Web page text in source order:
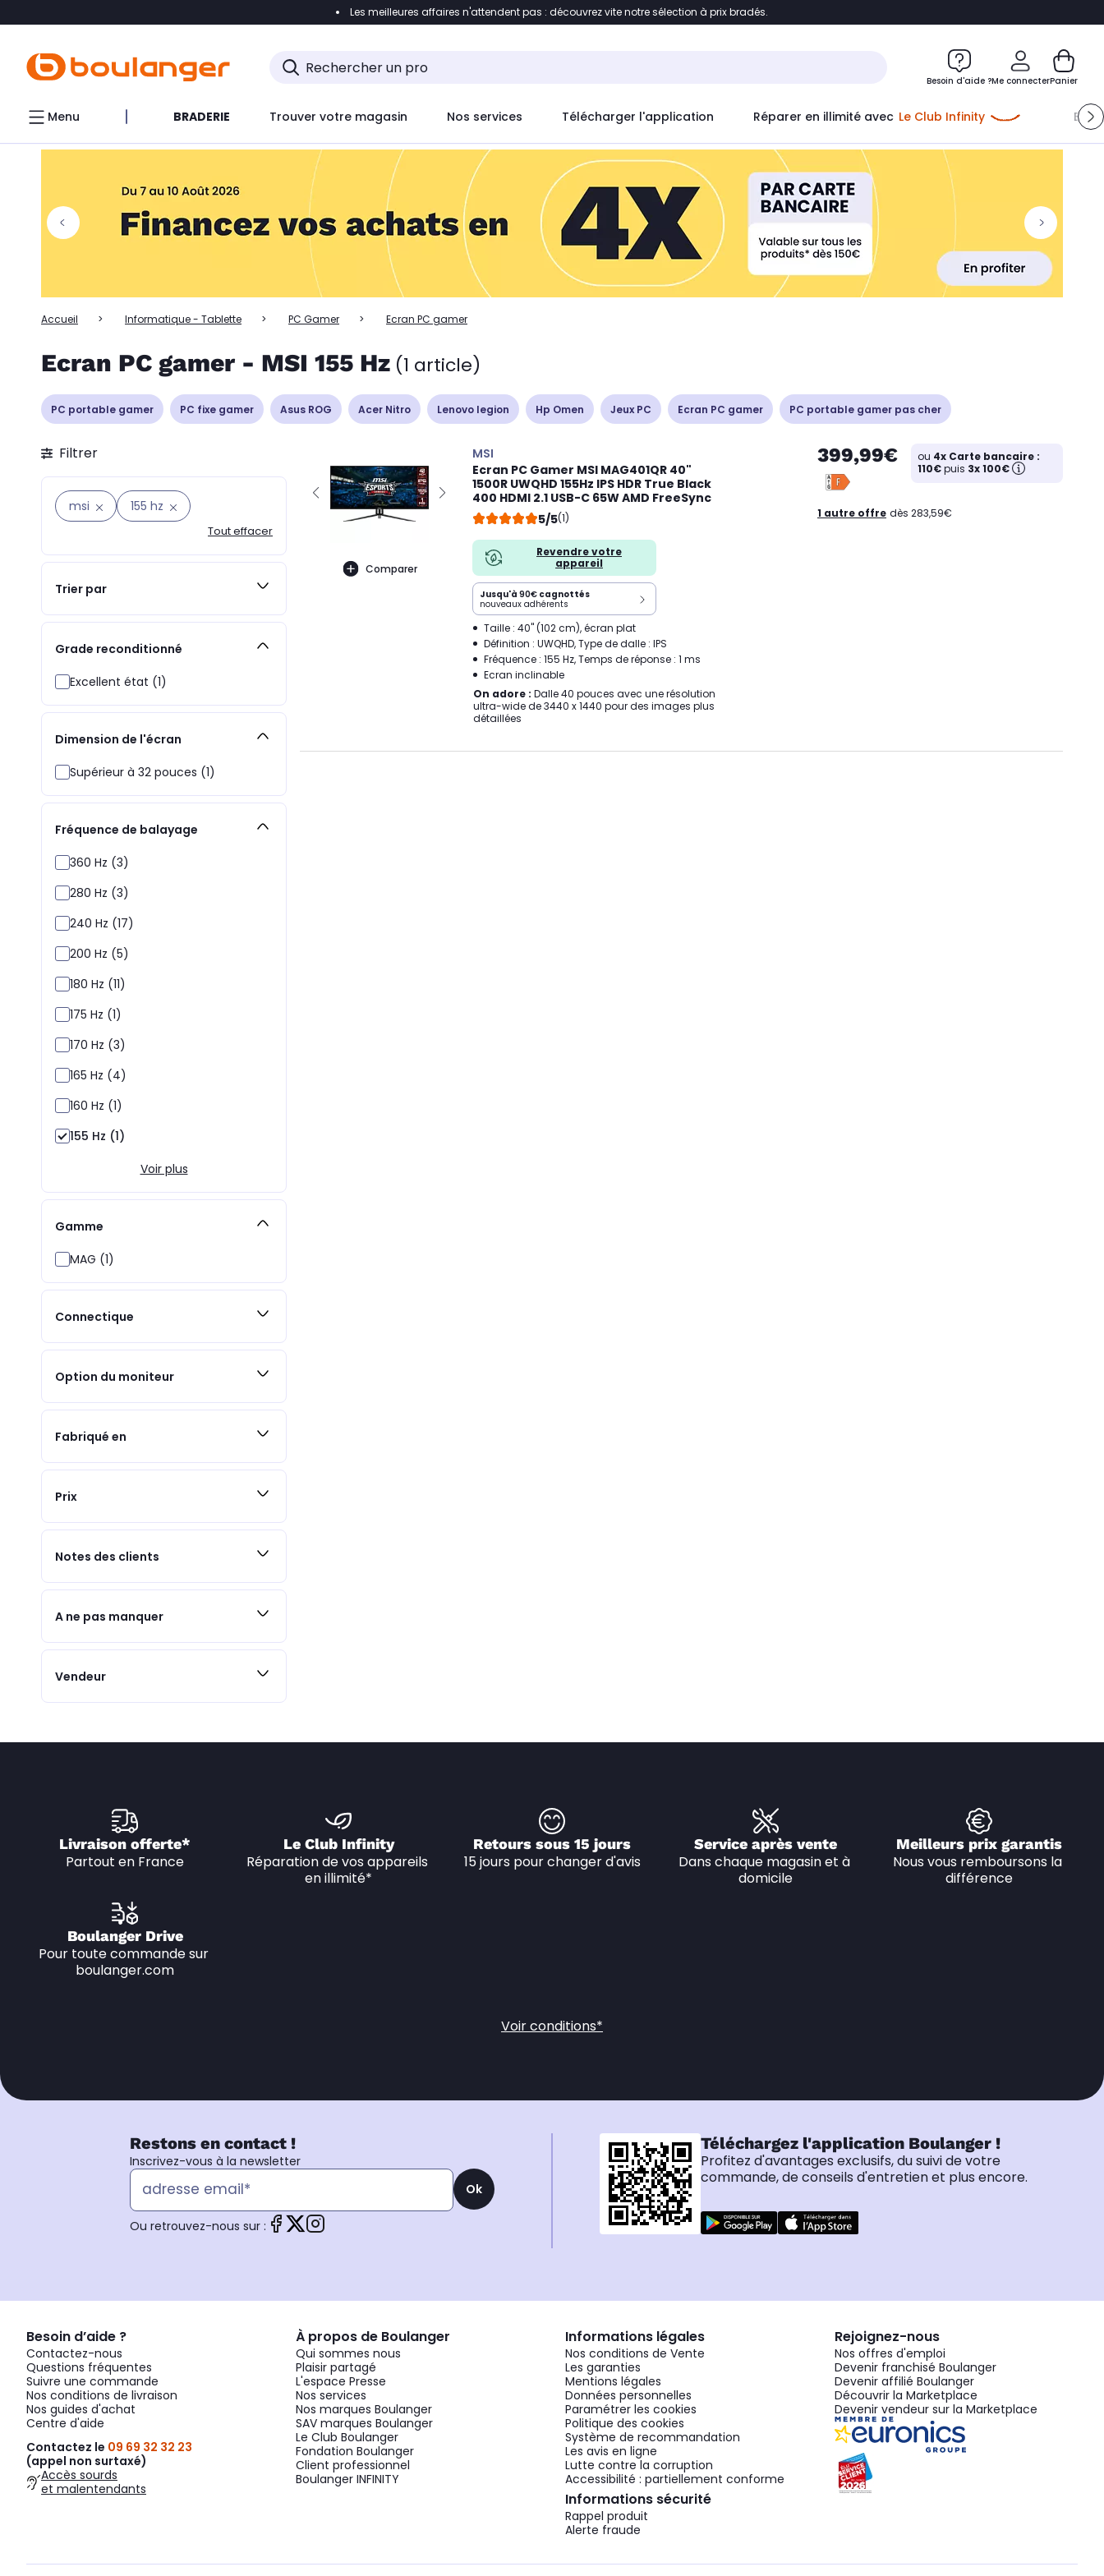
Accéder directement à la liste des produits Accéder directement au contenu
Accéder directement au chatbot
Les meilleures affaires n'attendent pas : découvrez vite notre sélection à prix bradés.
Besoin d'aide ?Me connecter
Me connecter
Nouveau client
ou me connecter avec
Panier
Menu BRADERIE Trouver votre magasin Nos services Télécharger l'application Réparer en illimité avec Le Club Infinity
Accueil Informatique - Tablette PC Gamer Ecran PC gamer
Ecran PC gamer - MSI 155 Hz (1 article)
PC portable gamer PC fixe gamer Asus ROG Acer Nitro Lenovo legion Hp Omen Jeux PC Ecran PC gamer PC portable gamer pas cher
Filtrer
msi 155 hz
Tout effacer
Trier par
Grade reconditionné
Excellent état (1)
Dimension de l'écran
Supérieur à 32 pouces (1)
Fréquence de balayage
360 Hz (3)
280 Hz (3)
240 Hz (17)
200 Hz (5)
180 Hz (11)
175 Hz (1)
170 Hz (3)
165 Hz (4)
160 Hz (1)
155 Hz (1)
Voir plus
Gamme
MAG (1)
Connectique
Option du moniteur
Fabriqué en
Prix
Notes des clients
A ne pas manquer
Vendeur
Comparer
MSI
Ecran PC Gamer MSI MAG401QR 40"
1500R UWQHD 155Hz IPS HDR True Black
400 HDMI 2.1 USB-C 65W AMD FreeSync
5/5(1)
Revendre votre
appareil
Jusqu'à 90€ cagnottés
nouveaux adhérents
Taille : 40" (102 cm), écran plat
Définition : UWQHD, Type de dalle : IPS
Fréquence : 155 Hz, Temps de réponse : 1 ms
Ecran inclinable
On adore : Dalle 40 pouces avec une résolution
ultra-wide de 3440 x 1440 pour des images plus
détaillées
399,99€ ou 4x Carte bancaire :
110€puis 3x 100€
1 autre offre dès 283,59€
Livraison offerte*
Partout en France
Le Club Infinity
Réparation de vos appareils
en illimité*
Retours sous 15 jours
15 jours pour changer d'avis
Service après vente
Dans chaque magasin et à
domicile
Meilleurs prix garantis
Nous vous remboursons la
différence
Boulanger Drive
Pour toute commande sur
boulanger.com
Voir conditions*
Restons en contact !
Inscrivez-vous à la newsletter
Ok
Ou retrouvez-nous sur :
Téléchargez l'application Boulanger !
Profitez d'avantages exclusifs, du suivi de votre
commande, de conseils d'entretien et plus encore.
Besoin d’aide ?
Contactez-nous
Questions fréquentes
Suivre une commande
Nos conditions de livraison
Nos guides d'achat
Centre d'aide
Contactez le 09 69 32 32 23
(appel non surtaxé)
Accès sourds
et malentendants
À propos de Boulanger
Qui sommes nous
Plaisir partagé
L'espace Presse
Nos services
Nos marques Boulanger
SAV marques Boulanger
Le Club Boulanger
Fondation Boulanger
Client professionnel
Boulanger INFINITY
Informations légales
Nos conditions de Vente
Les garanties
Mentions légales
Données personnelles
Paramétrer les cookies
Politique des cookies
Système de recommandation
Les avis en ligne
Lutte contre la corruption
Accessibilité : partiellement conforme
Informations sécurité
Rappel produit
Alerte fraude
Rejoignez-nous
Nos offres d'emploi
Devenir franchisé Boulanger
Devenir affilié Boulanger
Découvrir la Marketplace
Devenir vendeur sur la Marketplace